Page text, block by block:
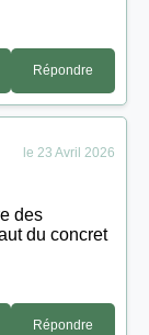
Répondre
le 23 Avril 2026
des
du concret
Répondre